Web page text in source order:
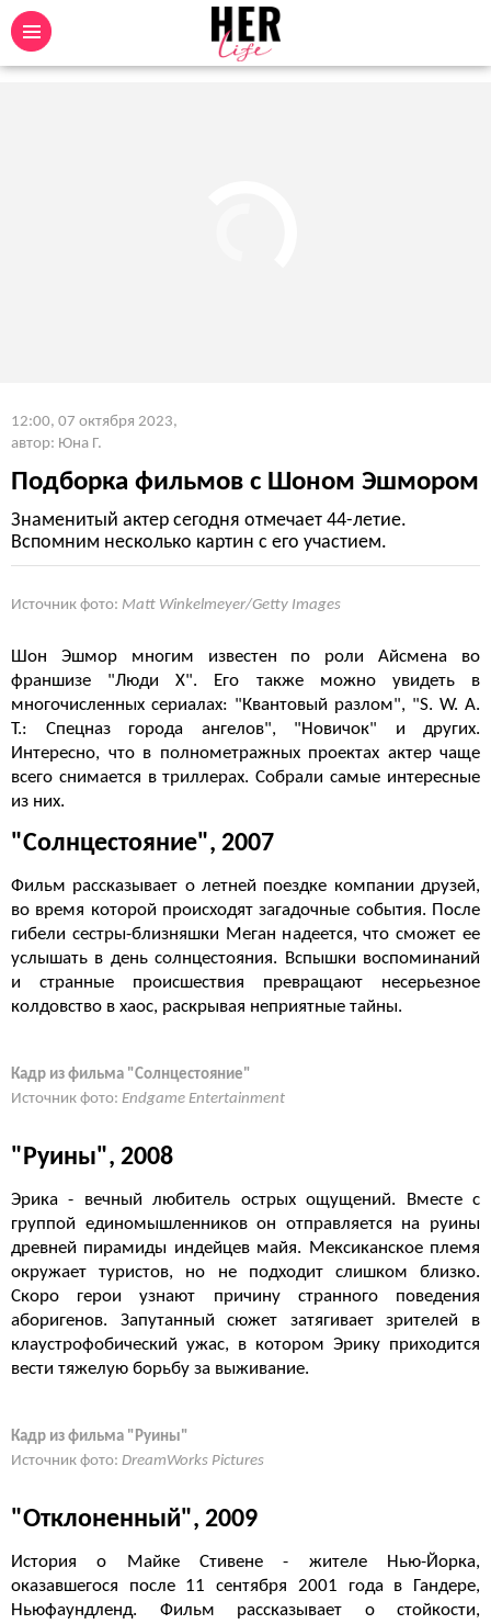
12:00, 07 октября 2023,
автор: Юна Г.
Подборка фильмов с Шоном Эшмором
Знаменитый актер сегодня отмечает 44-летие.
Вспомним несколько картин с его участием.
Источник фото: Matt Winkelmeyer/Getty Images
Шон Эшмор многим известен по роли Айсмена во
франшизе "Люди Х". Его также можно увидеть в
многочисленных сериалах: "Квантовый разлом", "S. W. A.
T.: Спецназ города ангелов", "Новичок" и других.
Интересно, что в полнометражных проектах актер чаще
всего снимается в триллерах. Собрали самые интересные
из них.
"Солнцестояние", 2007
Фильм рассказывает о летней поездке компании друзей,
во время которой происходят загадочные события. После
гибели сестры-близняшки Меган надеется, что сможет ее
услышать в день солнцестояния. Вспышки воспоминаний
и странные происшествия превращают несерьезное
колдовство в хаос, раскрывая неприятные тайны.
Кадр из фильма "Солнцестояние"
Источник фото: Endgame Entertainment
"Руины", 2008
Эрика - вечный любитель острых ощущений. Вместе с
группой единомышленников он отправляется на руины
древней пирамиды индейцев майя. Мексиканское племя
окружает туристов, но не подходит слишком близко.
Скоро герои узнают причину странного поведения
аборигенов. Запутанный сюжет затягивает зрителей в
клаустрофобический ужас, в котором Эрику приходится
вести тяжелую борьбу за выживание.
Кадр из фильма "Руины"
Источник фото: DreamWorks Pictures
"Отклоненный", 2009
История о Майке Стивене - жителе Нью-Йорка,
оказавшегося после 11 сентября 2001 года в Гандере,
Ньюфаундленд. Фильм рассказывает о стойкости,